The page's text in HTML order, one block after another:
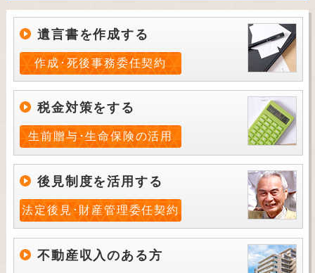
遺言書を作成する
作成･死後事務委任契約
税金対策をする
生前贈与･生命保険の活用
後見制度を活用する
法定後見･財産管理委任契約
不動産収入のある方